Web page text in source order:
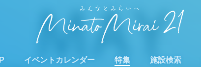
イベントカレンダー 特集 施設検索